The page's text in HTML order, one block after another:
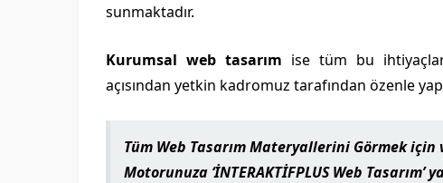
sunmaktadır.
Kurumsal web tasarım ise tüm bu
açısından yetkin kadromuz tarafından özenle
Tüm Web Tasarım Materyallerini Görmek
Motorunuza ‘İNTERAKTİFPLUS Web Tasarım’